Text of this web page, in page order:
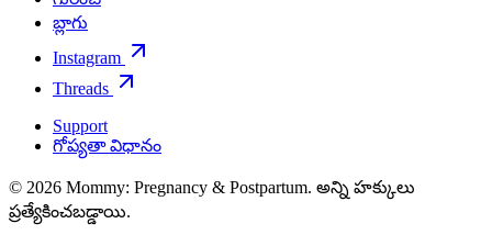
బ్లాగు
Instagram
Threads
Support
గోప్యతా విధానం
© 2026 Mommy: Pregnancy & Postpartum. అన్ని హక్కులు
ప్రత్యేకించబడ్డాయి.